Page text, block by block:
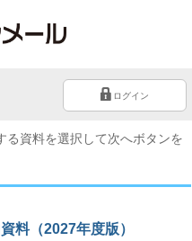
ログイン
る資料を選択して次へボタンを
料（2027年度版）